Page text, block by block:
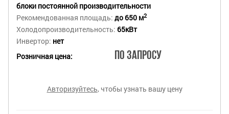
блоки постоянной производительности
Рекомендованная площадь: до 650 м2
Холодопроизводительность: 65кВт
Инвертор: нет
Розничная цена:
По запросу
Авторизуйтесь, чтобы узнать вашу цену